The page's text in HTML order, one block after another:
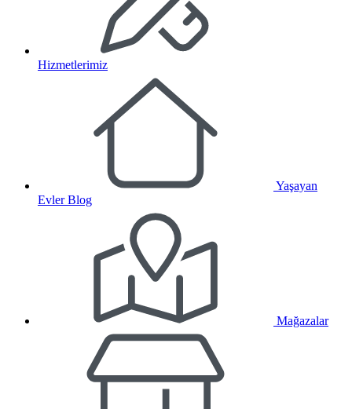
Hizmetlerimiz
Yaşayan
Evler Blog
Mağazalar